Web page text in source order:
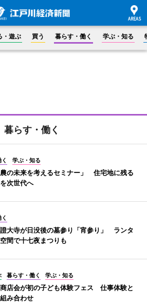
・遊ぶ 買う 暮らす・働く 学ぶ・知る
暮らす・働く
学ぶ・知る
の未来を考えるセミナー」 住宅地に残る
次世代へ
大寺が日没後の墓参り「宵参り」 ランタ
間で十七夜まつりも
暮らす・働く 学ぶ・知る
店会が初の子ども体験フェス 仕事体験と
み合わせ